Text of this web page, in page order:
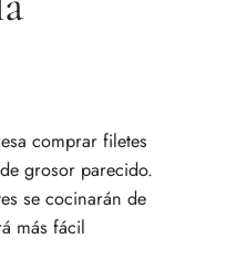
comprar filetes
grosor parecido.
se cocinarán de
más fácil